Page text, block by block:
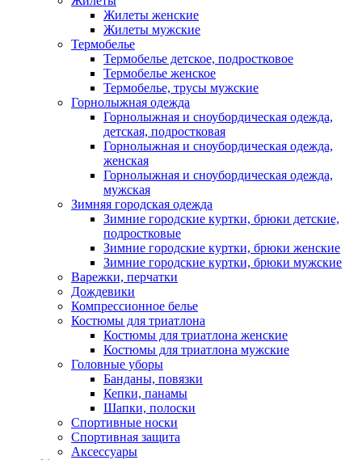
Жилеты женские
Жилеты мужские
Термобелье
Термобелье детское, подростковое
Термобелье женское
Термобелье, трусы мужские
Горнолыжная одежда
Горнолыжная и сноубордическая одежда,
детская, подростковая
Горнолыжная и сноубордическая одежда,
женская
Горнолыжная и сноубордическая одежда,
мужская
Зимняя городская одежда
Зимние городские куртки, брюки детские,
подростковые
Зимние городские куртки, брюки женские
Зимние городские куртки, брюки мужские
Варежки, перчатки
Дождевики
Компрессионное белье
Костюмы для триатлона
Костюмы для триатлона женские
Костюмы для триатлона мужские
Головные уборы
Банданы, повязки
Кепки, панамы
Шапки, полоски
Спортивные носки
Спортивная защита
Аксессуары